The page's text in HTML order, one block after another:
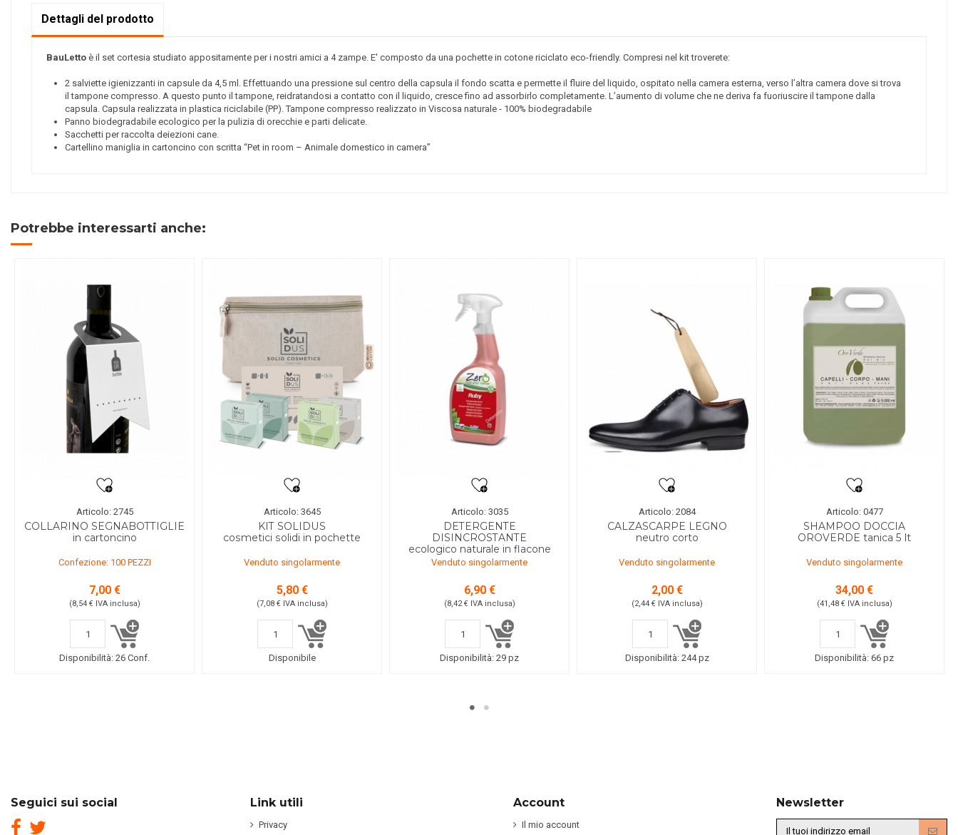
Dettagli del prodotto
BauLetto è il set cortesia studiato appositamente per i nostri amici a 4 zampe. E' composto da una pochette in cotone riciclato eco-friendly. Compresi nel kit troverete:
2 salviette igienizzanti in capsule da 4,5 ml. Effettuando una pressione sul centro della capsula il fondo scatta e permette il fluire del liquido, ospitato nella camera esterna, verso l’altra camera dove si trova
il tampone compresso. A questo punto il tampone, reidratandosi a contatto con il liquido, cresce fino ad assorbirlo completamente. L’aumento di volume che ne deriva fa fuoriuscire il tampone dalla
capsula. Capsula realizzata in plastica riciclabile (PP). Tampone compresso realizzato in Viscosa naturale - 100% biodegradabile
Panno biodegradabile ecologico per la pulizia di orecchie e parti delicate.
Sacchetti per raccolta deiezioni cane.
Cartellino maniglia in cartoncino con scritta “Pet in room – Animale domestico in camera”
Potrebbe interessarti anche:
Articolo: 2745
COLLARINO SEGNABOTTIGLIE
in cartoncino
Confezione: 100 PEZZI
7,00 €
(8,54 € IVA inclusa)
Disponibilità: 26 Conf.
Articolo: 3645
KIT SOLIDUS
cosmetici solidi in pochette
Venduto singolarmente
5,80 €
(7,08 € IVA inclusa)
Disponibile
Articolo: 3035
DETERGENTE
DISINCROSTANTE
ecologico naturale in flacone
Venduto singolarmente
6,90 €
(8,42 € IVA inclusa)
Disponibilità: 29 pz
Articolo: 2084
CALZASCARPE LEGNO
neutro corto
Venduto singolarmente
2,00 €
(2,44 € IVA inclusa)
Disponibilità: 244 pz
Articolo: 0477
SHAMPOO DOCCIA
OROVERDE tanica 5 lt
Venduto singolarmente
34,00 €
(41,48 € IVA inclusa)
Disponibilità: 66 pz
Seguici sui social Link utili
Privacy
Account
Il mio account
Newsletter